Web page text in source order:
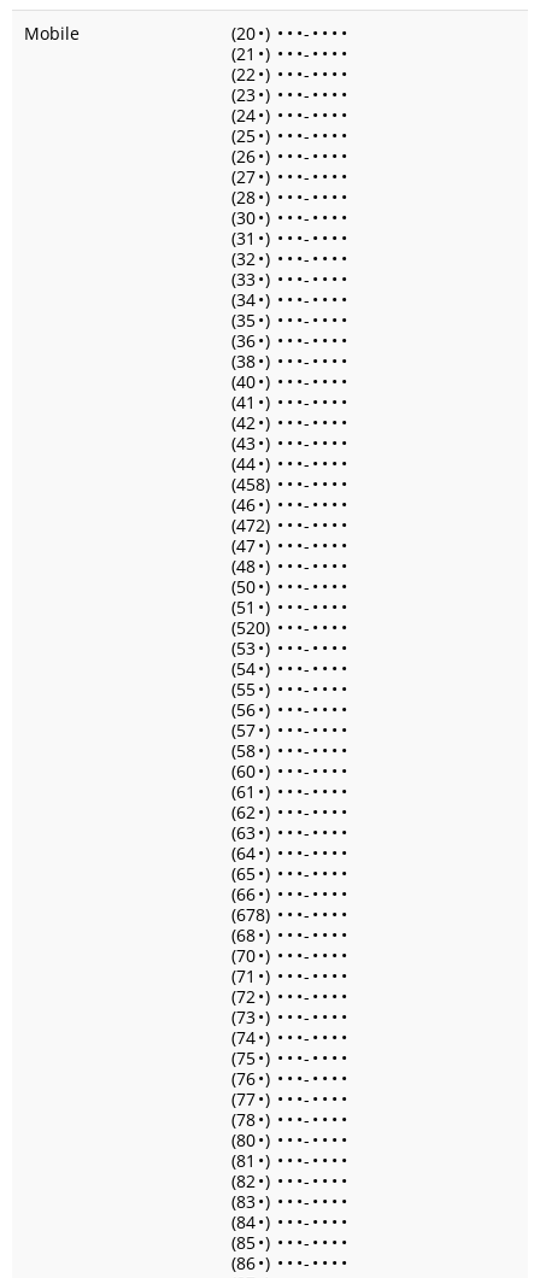
Mobile
(20•) • • •- • • • •
(21 •) • • •- • • • •
(22•) • • •- • • • •
(23•) • • •- • • • •
(24•) • • •- • • • •
(25•) • • •- • • • •
(26•) • • •- • • • •
(27•) • • •- • • • •
(28•) • • •- • • • •
(30•) • • •- • • • •
(31 •) • • •- • • • •
(32•) • • •- • • • •
(33•) • • •- • • • •
(34•) • • •- • • • •
(35•) • • •- • • • •
(36•) • • •- • • • •
(38•) • • •- • • • •
(40•) • • •- • • • •
(41 •) • • •- • • • •
(42•) • • •- • • • •
(43•) • • •- • • • •
(44•) • • •- • • • •
(458) • • •- • • • •
(46•) • • •- • • • •
(472) • • •- • • • •
(47•) • • •- • • • •
(48•) • • •- • • • •
(50•) • • •- • • • •
(51 •) • • •- • • • •
(520) • • •- • • • •
(53•) • • •- • • • •
(54•) • • •- • • • •
(55•) • • •- • • • •
(56•) • • •- • • • •
(57•) • • •- • • • •
(58•) • • •- • • • •
(60•) • • •- • • • •
(61 •) • • •- • • • •
(62•) • • •- • • • •
(63•) • • •- • • • •
(64•) • • •- • • • •
(65•) • • •- • • • •
(66•) • • •- • • • •
(678) • • •- • • • •
(68•) • • •- • • • •
(70•) • • •- • • • •
(71 •) • • •- • • • •
(72•) • • •- • • • •
(73•) • • •- • • • •
(74•) • • •- • • • •
(75•) • • •- • • • •
(76•) • • •- • • • •
(77•) • • •- • • • •
(78•) • • •- • • • •
(80•) • • •- • • • •
(81 •) • • •- • • • •
(82•) • • •- • • • •
(83•) • • •- • • • •
(84•) • • •- • • • •
(85•) • • •- • • • •
(86•) • • •- • • • •